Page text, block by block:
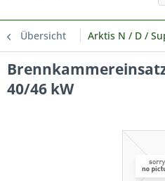
Übersicht Arktis N / D /
40/46 kW